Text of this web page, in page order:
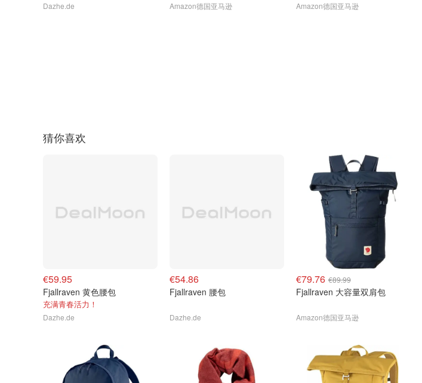
Dazhe.de Amazon德国亚马逊 Amazon德国亚马逊
猜你喜欢
€59.95
Fjallraven 黄色腰包
充满青春活力！
Dazhe.de
€54.86
Fjallraven 腰包
Dazhe.de
€79.76 €89.99
Fjallraven 大容量双肩包
Amazon德国亚马逊